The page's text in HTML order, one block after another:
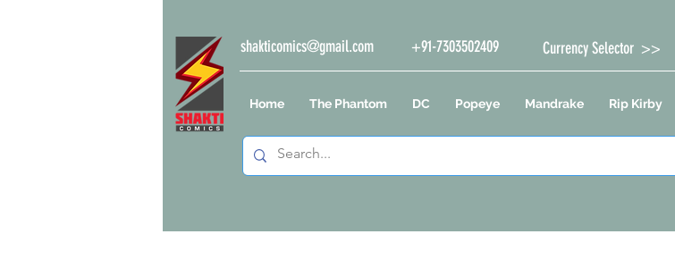
shakticomics@gmail.com +91-7303502409 Currency Selector >>
Home The Phantom DC Popeye Mandrake Rip Kirby